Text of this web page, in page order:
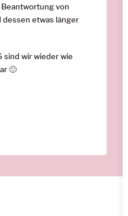
von
dessen etwas länger
sind wir wieder wie
🙂